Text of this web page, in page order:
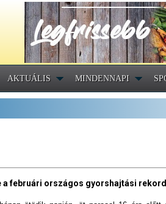
AKTUÁLIS MINDENNAPI
a februári országos gyorshajtási